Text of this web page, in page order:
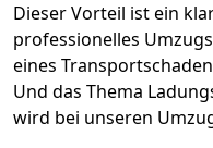
Dieser Vorteil ist ein
professionelles
eines
Und das Thema
wird bei unseren